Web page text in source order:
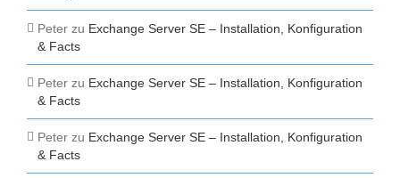
Peter zu Exchange Server SE – Installation, Konfiguration
& Facts
Peter zu Exchange Server SE – Installation, Konfiguration
& Facts
Peter zu Exchange Server SE – Installation, Konfiguration
& Facts